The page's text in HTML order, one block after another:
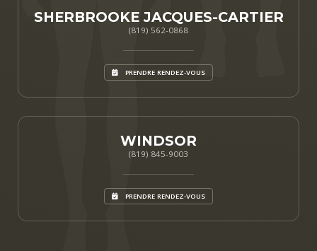
SHERBROOKE JACQUES-CARTIER
(819) 562-0868
PRENDRE RENDEZ-VOUS
WINDSOR
(819) 845-9003
PRENDRE RENDEZ-VOUS